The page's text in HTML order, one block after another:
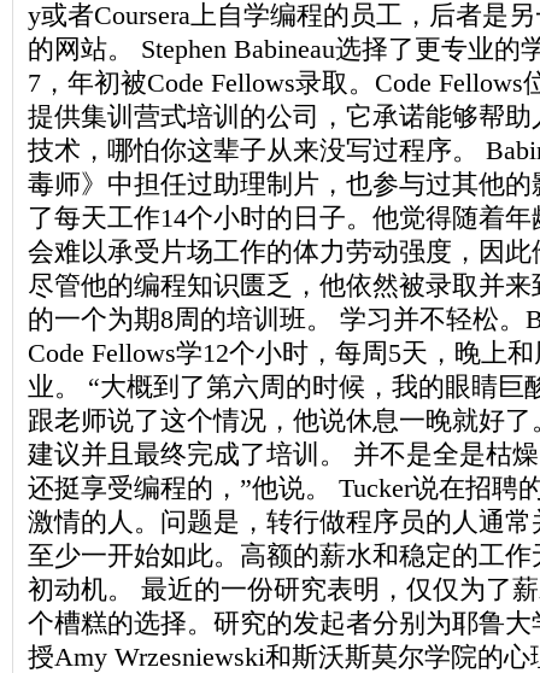
y或者Coursera上自学编程的员工，后者是
的网站。 Stephen Babineau选择了更专业的
7，年初被Code Fellows录取。Code
提供集训营式培训的公司，它承诺能够帮
技术，哪怕你这辈子从来没写过程序。
毒师》中担任过助理制片，也参与过其他
了每天工作14个小时的日子。他觉得随着
会难以承受片场工作的体力劳动强度，因
尽管他的编程知识匮乏，他依然被录取并
的一个为期8周的培训班。 学习并不轻松。
Code Fellows学12个小时，每周5天，晚上
业。 “大概到了第六周的时候，我的眼睛巨
跟老师说了这个情况，他说休息一晚就好了
建议并且最终完成了培训。 并不是全是枯
还挺享受编程的，”他说。 Tucker说在招聘
激情的人。问题是，转行做程序员的人通
至少一开始如此。高额的薪水和稳定的工
初动机。 最近的一份研究表明，仅仅为了
个槽糕的选择。研究的发起者分别为耶鲁
授Amy Wrzesniewski和斯沃斯莫尔学院的心